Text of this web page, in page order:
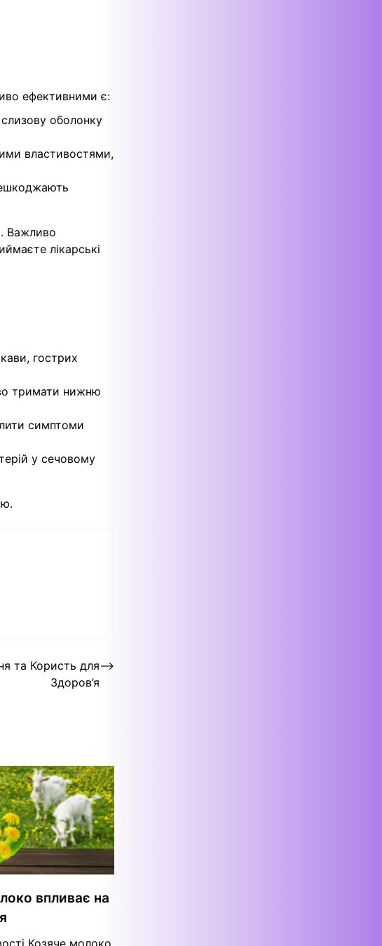
ефективними є:
оболонку
властивостями,
Важливо
лікарські
гострих
тримати нижню
симптоми
у сечовому
та Користь для
Здоров’я
⟶
впливає на
Козяче молоко